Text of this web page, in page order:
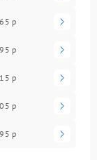
р
р
р
р
р